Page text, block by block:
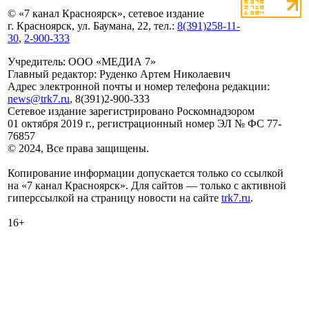
© «7 канал Красноярск», сетевое издание
г. Красноярск, ул. Баумана, 22, тел.: 8(391)258-11-
30, 2-900-333
Учредитель: ООО «МЕДИА 7»
Главный редактор: Руденко Артем Николаевич
Адрес электронной почты и номер телефона редакции:
news@trk7.ru, 8(391)2-900-333
Сетевое издание зарегистрировано Роскомнадзором
01 октября 2019 г., регистрационный номер ЭЛ № ФС 77-
76857
© 2024, Все права защищены.
Копирование информации допускается только со ссылкой
на «7 канал Красноярск». Для сайтов — только с активной
гиперссылкой на страницу новости на сайте trk7.ru.
16+